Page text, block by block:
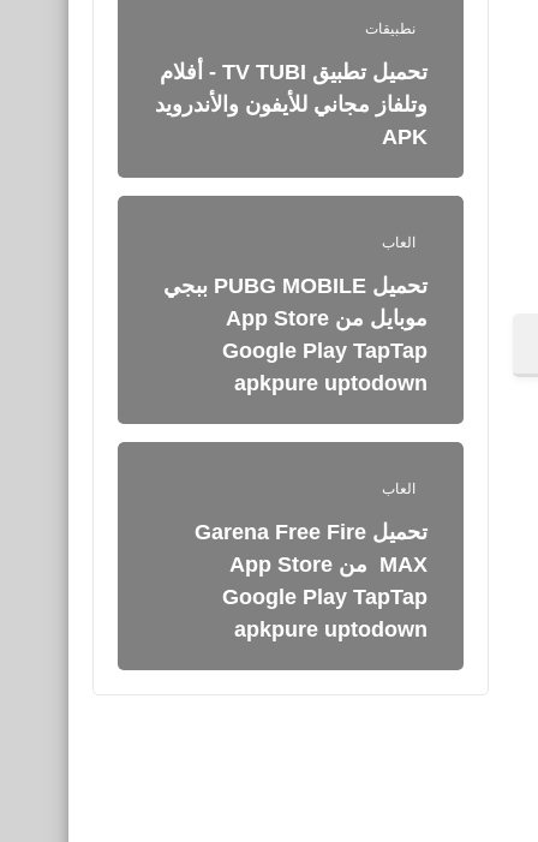
نطبيقات
تحميل تطبيق TV TUBI - أفلام
وتلفاز مجاني للأيفون والأندرويد
APK
العاب
تحميل PUBG MOBILE ببجي
موبايل من App Store
Google Play TapTap
apkpure uptodown
العاب
تحميل Garena Free Fire
MAX ‏ من App Store
Google Play TapTap
apkpure uptodown